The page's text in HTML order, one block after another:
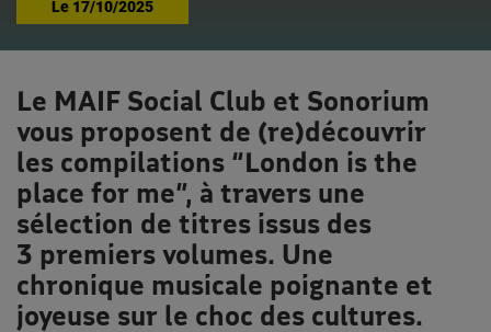
Le 17/10/2025
Le MAIF Social Club et Sonorium
vous proposent de (re)découvrir
les compilations “London is the
place for me”, à travers une
sélection de titres issus des
3 premiers volumes. Une
chronique musicale poignante et
joyeuse sur le choc des cultures.